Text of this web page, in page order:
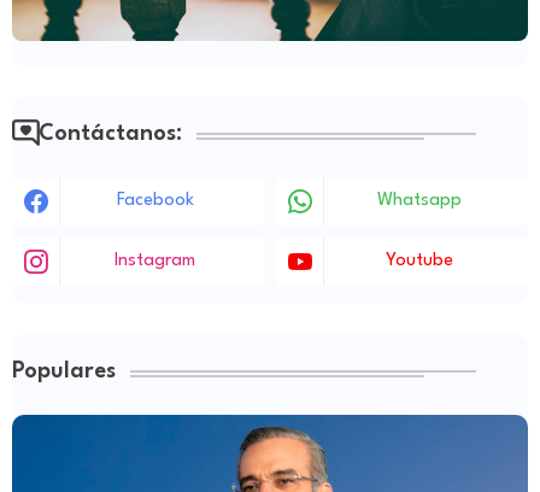
Contáctanos:
Facebook Whatsapp
Instagram Youtube
Populares